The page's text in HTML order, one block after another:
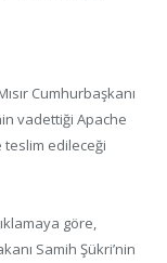
Cumhurbaşkanı
vadettiği Apache
edileceği
göre,
Samih Şükri’nin